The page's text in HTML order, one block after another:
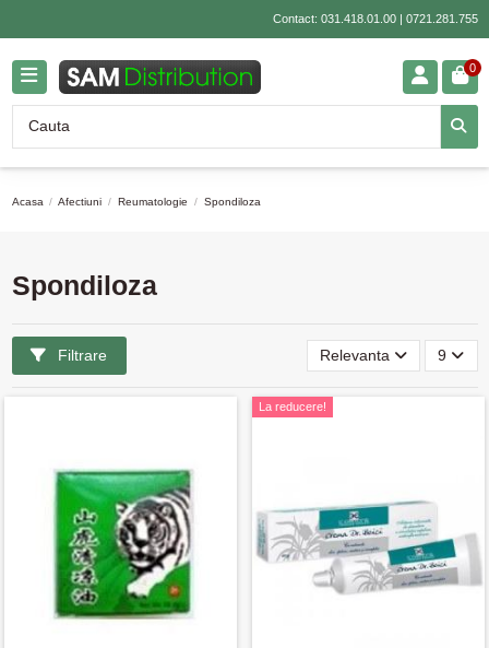
Contact: 031.418.01.00| 0721.281.755
0
Acasa Afectiuni Reumatologie Spondiloza
Spondiloza
Filtrare Relevanta 9
La reducere!